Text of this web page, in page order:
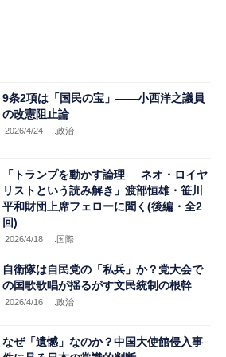
9条2項は「国民の宝」——小西洋之議員
の改憲阻止論
2026/4/24 .政治
「トランプを動かす論理──ネオ・ロイヤ
リストという読み解き」渡部恒雄・笹川
平和財団上席フェローに聞く(後編・全2
回)
2026/4/18 .国際
自衛隊は自民党の「私兵」か？党大会で
の国歌歌唱が揺るがす文民統制の根幹
2026/4/16 .政治
なぜ「遺憾」なのか？中国大使館侵入事